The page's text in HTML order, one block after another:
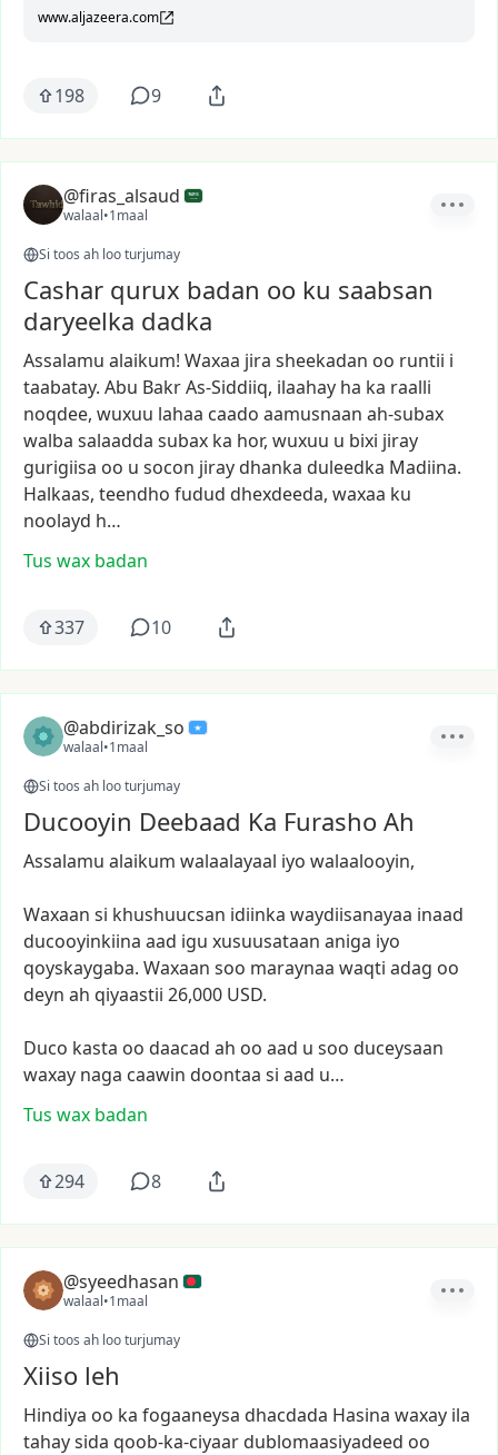
www.aljazeera.com
198 9
@firas_alsaud
walaal•1maal
Si toos ah loo turjumay
Cashar qurux badan oo ku saabsan
daryeelka dadka
Assalamu alaikum! Waxaa jira sheekadan oo runtii i
taabatay. Abu BakrAs-Siddiiq, ilaahay ha ka raalli
noqdee, wuxuu lahaa caado aamusnaan ah-subax
walba salaadda subax ka hor, wuxuu u bixi jiray
gurigiisa oo u socon jiray dhanka duleedka Madiina.
Halkaas, teendho fudud dhexdeeda, waxaa ku
noolayd h…
Tus wax badan
337 10
@abdirizak_so
walaal•1maal
Si toos ah loo turjumay
Ducooyin Deebaad Ka Furasho Ah
Assalamu alaikum walaalayaal iyo walaalooyin,
Waxaan si khushuucsan idiinka waydiisanayaa inaad
ducooyinkiina aad igu xusuusataan aniga iyo
qoyskaygaba. Waxaan soo maraynaa waqti adag oo
deyn ah qiyaastii 26,000 USD.
Duco kasta oo daacad ah oo aad u soo duceysaan
waxay naga caawin doontaa si aad u…
Tus wax badan
294 8
@syeedhasan
walaal•1maal
Si toos ah loo turjumay
Xiiso leh
Hindiya oo ka fogaaneysa dhacdada Hasina waxay ila
tahaysida qoob-ka-ciyaar dublomaasiyadeed oo